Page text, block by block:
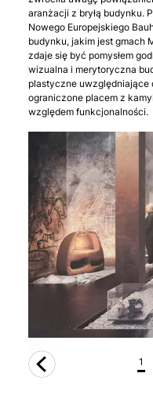
1
aranżacji z bryłą budynku.
Nowego Europejskiego
budynku, jakim jest gmach
zdaje się być pomysłem
wizualna i merytoryczna
plastyczne uwzględniające
ograniczone placem z
względem funkcjonalności.